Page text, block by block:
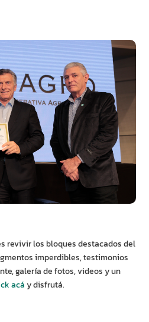
revivir los bloques destacados del
imperdibles, testimonios
galería de fotos, videos y un
acáy disfrutá.